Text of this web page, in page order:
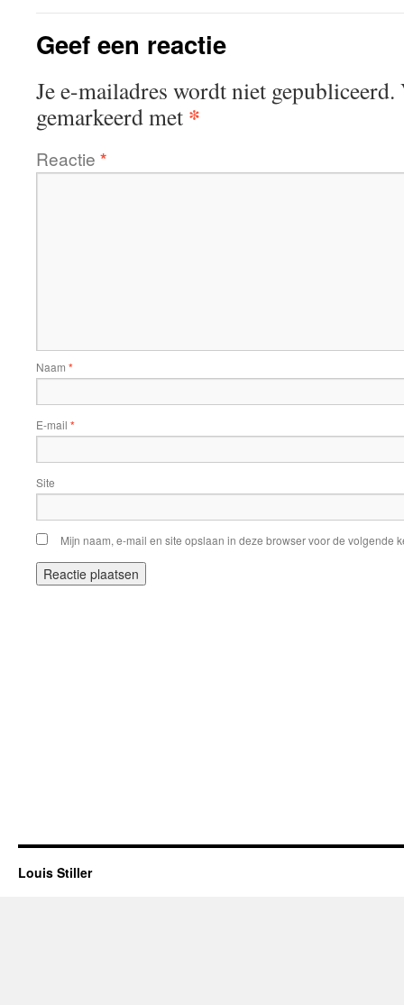
Geef een reactie
Je e-mailadres wordt niet gepubliceerd.
gemarkeerd met *
Reactie *
Naam *
E-mail *
Site
Mijn naam, e-mail en site opslaan in deze browser voor de volgende
Louis Stiller